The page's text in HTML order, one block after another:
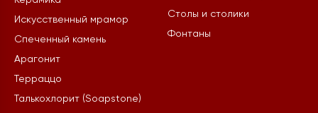
Искусственный мрамор
Спеченный камень
Арагонит
Терраццо
Талькохлорит (Soapstone)
Столы и столики
Фонтаны